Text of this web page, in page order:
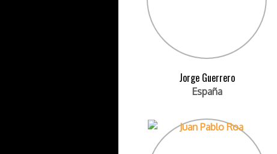
Jorge Guerrero
España